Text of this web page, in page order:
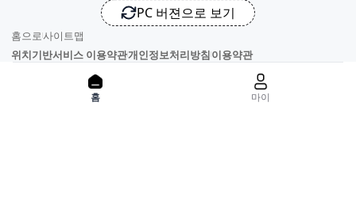
PC 버젼으로 보기
홈으로사이트맵
위치기반서비스 이용약관개인정보처리방침이용약관
홈 마이